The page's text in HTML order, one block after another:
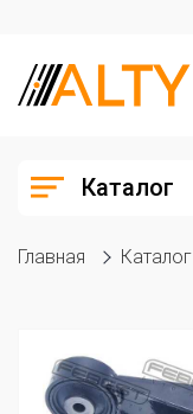
Каталог
Главная Каталог